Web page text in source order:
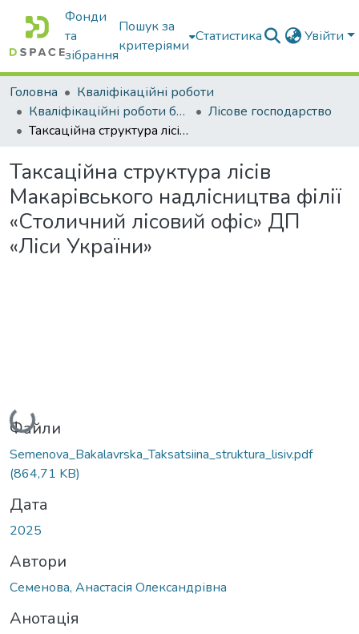
Фонди
та
зібрання
Пошук за
критеріями
Статистика Увійти
Головна
Кваліфікаційні роботи
Кваліфікаційні роботи бакалаврів
Лісове господарство
Таксаційна структура лісів Макарівського надлісництва філії «Столичний лісовий офіс» ДП «Ліси України»
Таксаційна структура лісів
Макарівського надлісництва філії
«Столичний лісовий офіс» ДП
«Ліси України»
Вантажиться...
Файли
Semenova_Bakalavrska_Taksatsiina_struktura_lisiv.pdf
(864,71 KB)
Дата
2025
Автори
Семенова, Анастасія Олександрівна
Анотація